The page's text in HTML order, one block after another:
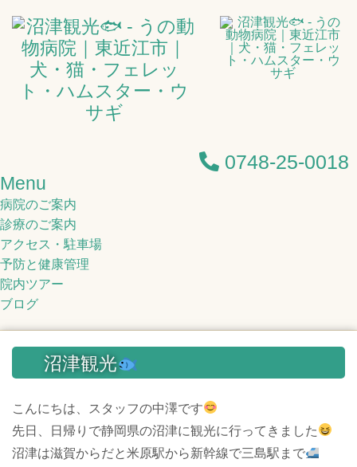
0748-25-0018
Menu
病院のご案内
診療のご案内
アクセス・駐車場
予防と健康管理
院内ツアー
ブログ
沼津観光
こんにちは、スタッフの中澤です
先日、日帰りで静岡県の沼津に観光に行ってきました
沼津は滋賀からだと米原駅から新幹線で三島駅まで